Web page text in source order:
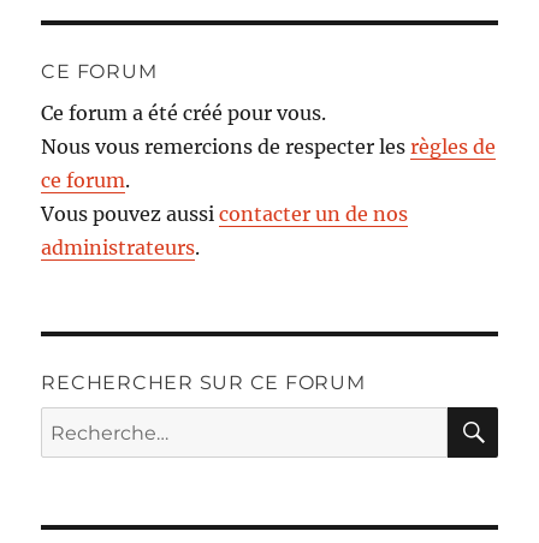
CE FORUM
Ce forum a été créé pour vous.
Nous vous remercions de respecter lesrègles de
ce forum.
Vous pouvez aussicontacter un de nos
administrateurs.
RECHERCHER SUR CE FORUM
Recherche
pour :